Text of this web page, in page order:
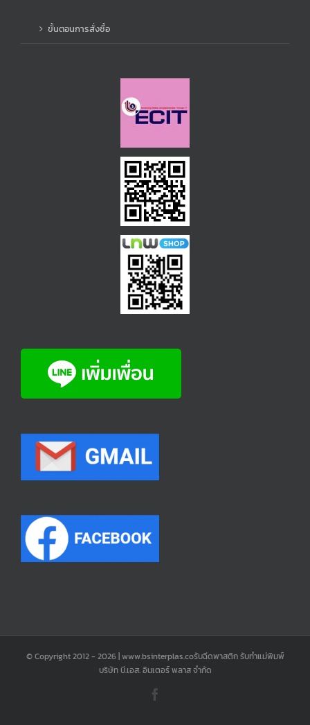
ขั้นตอนการสั่งซื้อ
© Copyright 2012 - 2026 | www.bsinterplas.coรับฉีดพาสติก รับทำแม่พิมพ์
บริษัท บี.เอส. อินเตอร์ พลาส จำกัด